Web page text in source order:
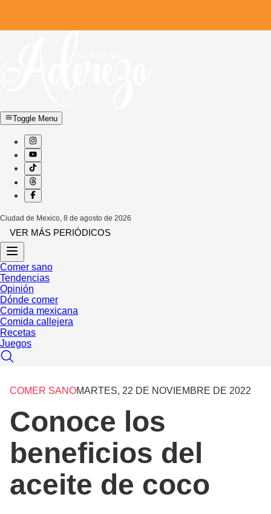
Toggle Menu
Ciudad de Mexico, 8 de agosto de 2026
VER MÁS PERIÓDICOS
Comer sano
Tendencias
Opinión
Dónde comer
Comida mexicana
Comida callejera
Recetas
Juegos
COMER SANOMARTES, 22 DE NOVIEMBRE DE 2022
Conoce los
beneficios del
aceite de coco